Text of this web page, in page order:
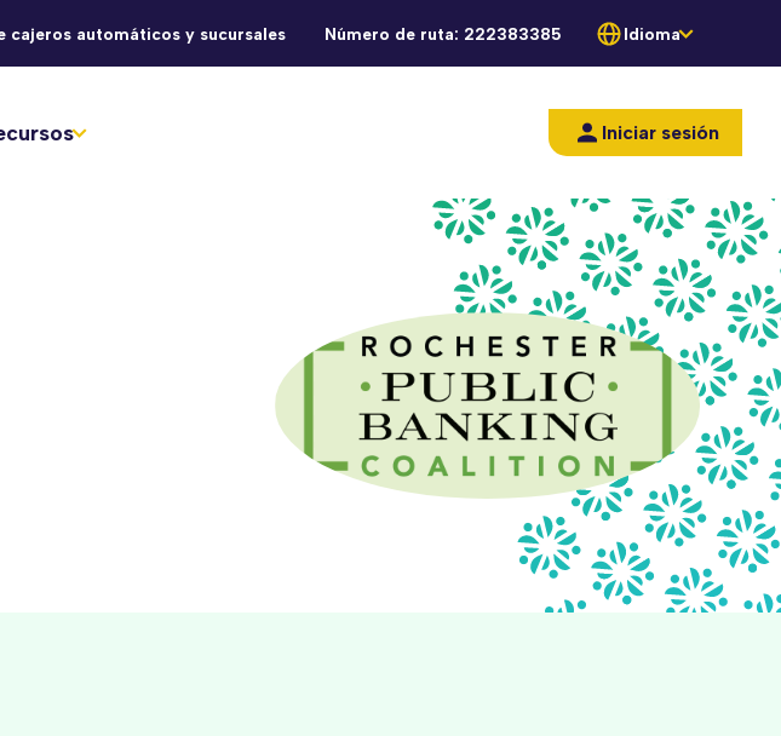
cajeros automáticos y sucursales Número de ruta: 222383385 Idioma
Iniciar sesión